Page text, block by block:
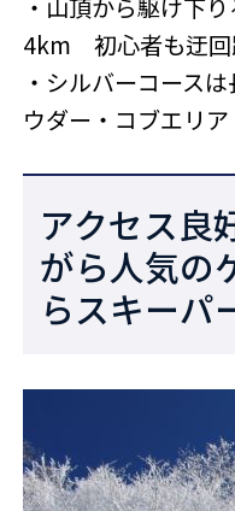
・山頂から駆け下
4km 初心者も迂回
・シルバーコース
ウダー・コブエリア
アクセス良
がら人気
らスキーパ